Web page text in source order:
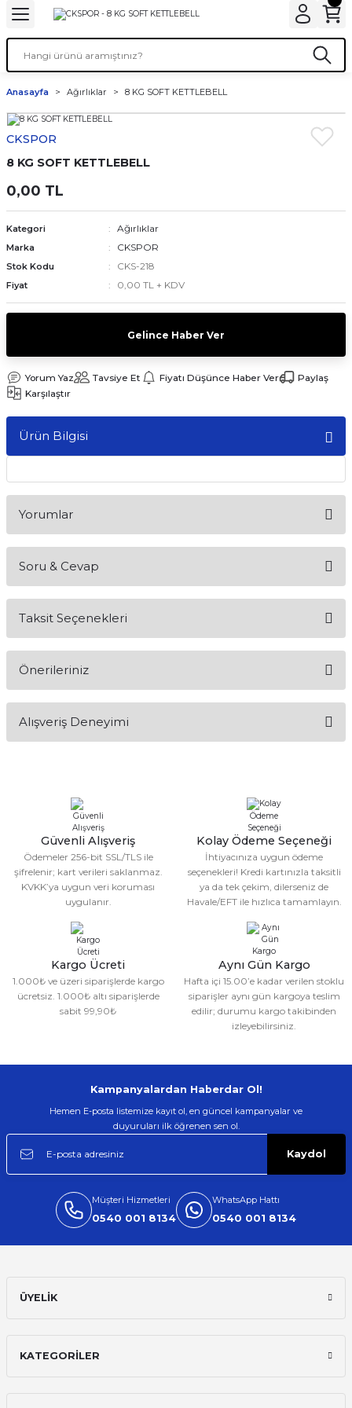
Anasayfa Ağırlıklar 8 KG SOFT KETTLEBELL
CKSPOR
8 KG SOFT KETTLEBELL
0,00 TL
Kategori Ağırlıklar
Marka CKSPOR
Stok Kodu CKS-218
Fiyat 0,00 TL + KDV
Gelince Haber Ver
Yorum Yaz Tavsiye Et Fiyatı Düşünce Haber Ver
Paylaş
Karşılaştır
Ürün Bilgisi
Yorumlar
Soru & Cevap
Taksit Seçenekleri
Önerileriniz
konularda yetersiz gördüğünüz noktaları öneri formunu
kullanarak tarafımıza iletebilirsiniz.
Ürün resmi kalitesiz, bozuk veya görüntülenemiyor.
Ürün açıklamasında eksik bilgiler bulunuyor.
Ürün bilgilerinde hatalar bulunuyor.
Ürün fiyatı diğer sitelerden daha pahalı.
Bu ürüne benzer farklı alternatifler olmalı.
Gönder
Alışveriş Deneyimi
Deneyimini Paylaş
Güvenli Alışveriş
Ödemeler 256-bit SSL/TLS ile
şifrelenir; kart verileri saklanmaz.
KVKK’ya uygun veri koruması
uygulanır.
Kolay Ödeme Seçeneği
İhtiyacınıza uygun ödeme
seçenekleri! Kredi kartınızla taksitli
ya da tek çekim, dilerseniz de
Havale/EFT ile hızlıca tamamlayın.
Kargo Ücreti
1.000₺ ve üzeri siparişlerde kargo
ücretsiz. 1.000₺ altı siparişlerde
sabit 99,90₺
Aynı Gün Kargo
Hafta içi 15.00’e kadar verilen stoklu
siparişler aynı gün kargoya teslim
edilir; durumu kargo takibinden
izleyebilirsiniz.
Kampanyalardan Haberdar Ol!
Hemen E-posta listemize kayıt ol, en güncel kampanyalar ve
duyuruları ilk öğrenen sen ol.
Kaydol
Müşteri Hizmetleri
0540 001 8134
WhatsApp Hattı
0540 001 8134
ÜYELİK
KATEGORİLER